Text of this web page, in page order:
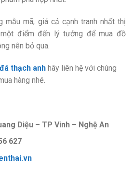
mẫu mã, giá cả cạnh tranh nhất thị
điểm đến lý tưởng để mua đồ
nên bỏ qua.
đá thạch anh hãy liên hệ với chúng
hàng nhé.
Diệu – TP Vinh – Nghệ An
627